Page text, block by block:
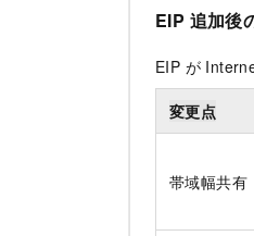
EIP 追加後
EIP が
変更点
帯域幅共有